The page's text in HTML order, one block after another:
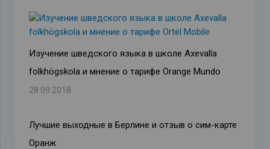
Изучение шведского языка в школе Axevalla
folkhögskola и мнение о тарифе Orange Mundo
28.09.2018
Лучшие выходные в Берлине и отзыв о сим-карте
Оранж